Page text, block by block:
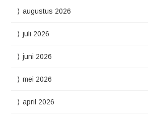
augustus 2026
juli 2026
juni 2026
mei 2026
april 2026